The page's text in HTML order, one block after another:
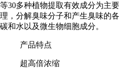
等30多种植物提取有效成分为主
理，分解臭味分子和产生臭味的
碳和水以及微生物细胞成分。
产品特点
超高倍浓缩